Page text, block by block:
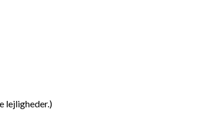
lejligheder.)